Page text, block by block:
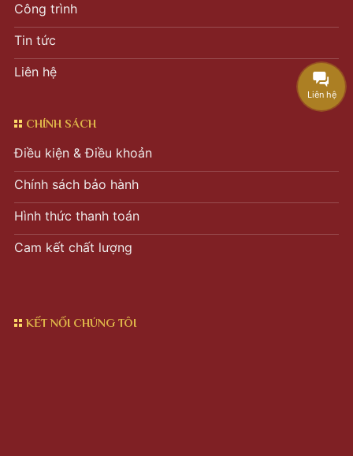
Công trình
Tin tức
Liên hệ
CHÍNH SÁCH
Điều kiện & Điều khoản
Chính sách bảo hành
Hình thức thanh toán
Cam kết chất lượng
KẾT NỐI CHÚNG TÔI
Liên hệ